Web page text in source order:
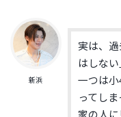
新浜
実は、
はしな
一つは小
ってし